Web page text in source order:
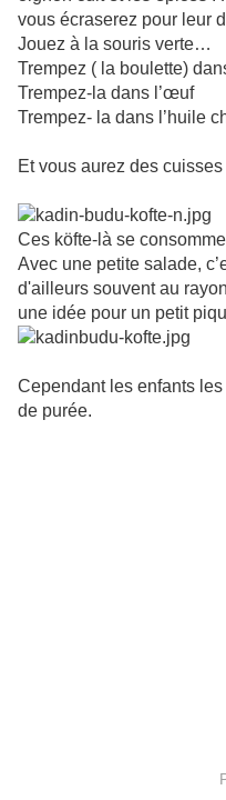
vous écraserez pour leur
Jouez à la souris verte…
Trempez ( la boulette)
Trempez-la dans l’œuf
Trempez- la dans l’huile
Et vous aurez des
Ces köfte-là se
Avec une petite salade,
d'ailleurs souvent au
une idée pour un petit
Cependant les enfants
de purée.